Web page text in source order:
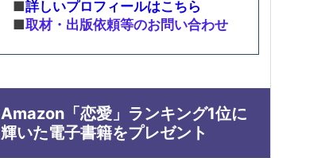
■詳しいプロフィールはこちら
■取材・出版依頼等のお問い合わせ
Amazon「恋愛」ランキング1位に
輝いた電子書籍をプレゼント